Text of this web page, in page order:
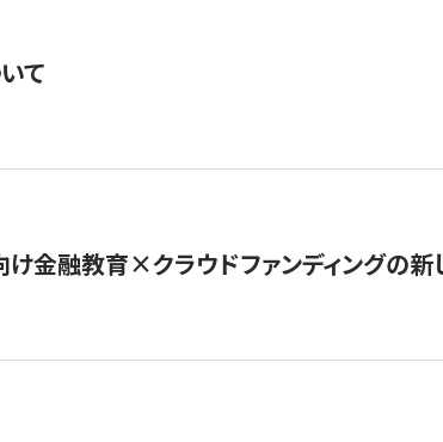
て
金融教育×クラウドファンディングの新